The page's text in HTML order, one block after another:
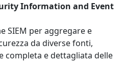
Information and Event
SIEM per aggregare e
da diverse fonti,
completa e dettagliata delle